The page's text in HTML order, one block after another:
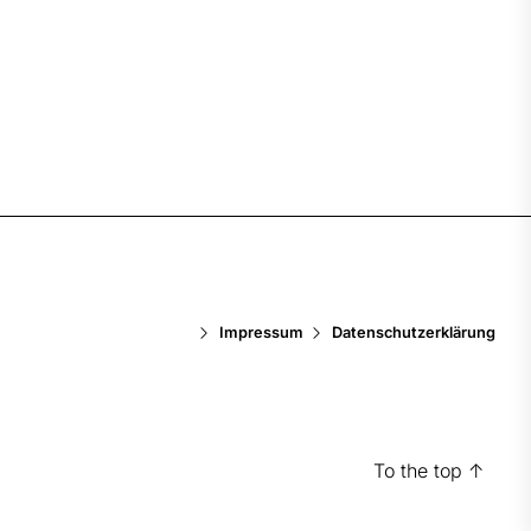
Impressum Datenschutzerklärung
To the top ↑